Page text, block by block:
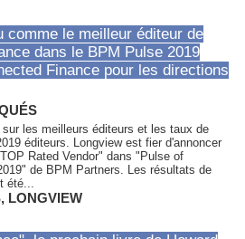
comme le meilleur éditeur de
dans le BPM Pulse 2019
Finance pour les directions
les meilleurs éditeurs et les taux de
éditeurs. Longview est fier d'annoncer
Rated Vendor" dans "Pulse of
de BPM Partners. Les résultats de
été...
, LONGVIEW